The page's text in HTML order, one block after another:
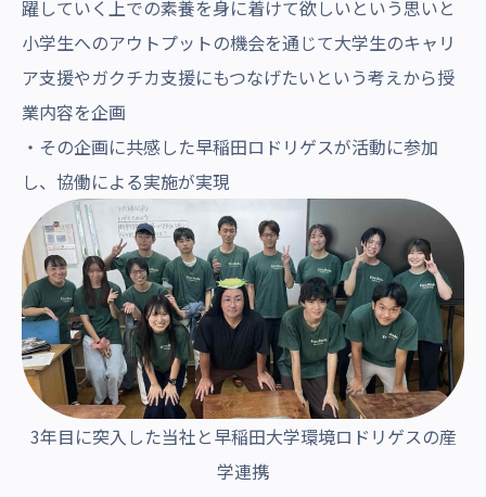
躍していく上での素養を身に着けて欲しいという思いと
小学生へのアウトプットの機会を通じて大学生のキャリ
ア支援やガクチカ支援にもつなげたいという考えから授
業内容を企画
・その企画に共感した早稲田ロドリゲスが活動に参加
し、協働による実施が実現
3年目に突入した当社と早稲田大学環境ロドリゲスの産
学連携